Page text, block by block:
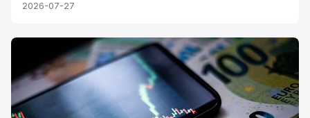
2026-07-27